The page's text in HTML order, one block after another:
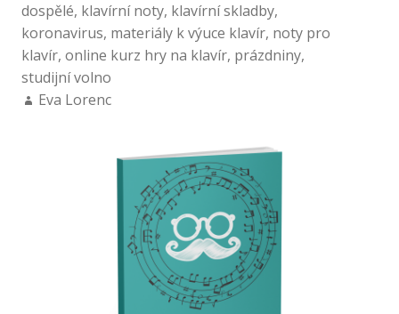
dospělé, klavírní noty, klavírní skladby,
koronavirus, materiály k výuce klavír, noty pro
klavír, online kurz hry na klavír, prázdniny,
studijní volno
Eva Lorenc